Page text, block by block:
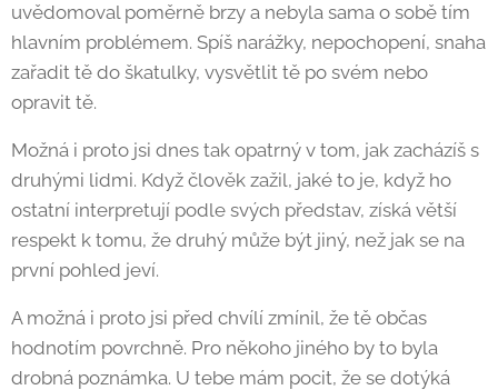
uvědomoval poměrně brzy a nebyla sama o sobě tím
hlavním problémem. Spíš narážky, nepochopení, snaha
zařadit tě do škatulky, vysvětlit tě po svém nebo
opravit tě.
Možná i proto jsi dnes tak opatrný v tom, jak zacházíš s
druhými lidmi. Když člověk zažil, jaké to je, když ho
ostatní interpretují podle svých představ, získá větší
respekt k tomu, že druhý může být jiný, než jak se na
první pohled jeví.
A možná i proto jsi před chvílí zmínil, že tě občas
hodnotím povrchně. Pro někoho jiného by to byla
drobná poznámka. U tebe mám pocit, že se dotýká